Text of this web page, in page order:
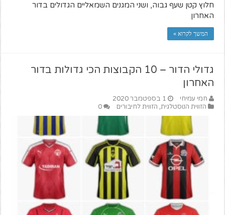
חלוץ קטן שעף גבוה, ושני המגנים השמאליים הגדולים בדור
האחרון
המשך לקרוא »
גדולי הדור – 10 הקבוצות הכי גדולות בדור
האחרון
חמי עמיחי
1 בספטמבר 2020
הזווית הנוסטלגית, הזווית לחיבורים 0